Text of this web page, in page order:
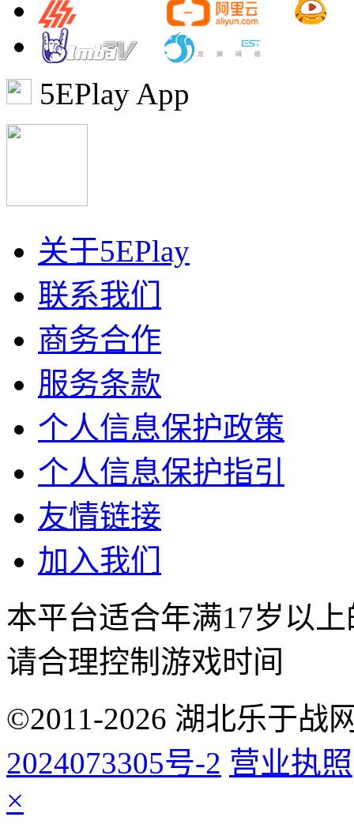
5EPlay App
关于5EPlay
联系我们
商务合作
服务条款
个人信息保护政策
个人信息保护指引
友情链接
加入我们
本平台适合年满17岁以
请合理控制游戏时间
©2011-2026 湖北乐于战
2024073305号-2 营业执照
×